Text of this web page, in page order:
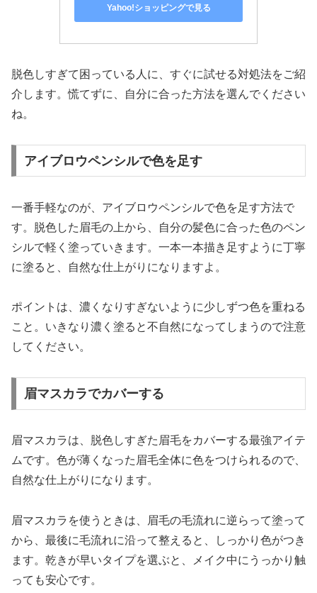
Yahoo!ショッピングで見る
脱色しすぎて困っている人に、すぐに試せる対処法をご紹
介します。慌てずに、自分に合った方法を選んでください
ね。
アイブロウペンシルで色を足す
一番手軽なのが、アイブロウペンシルで色を足す方法で
す。脱色した眉毛の上から、自分の髪色に合った色のペン
シルで軽く塗っていきます。一本一本描き足すように丁寧
に塗ると、自然な仕上がりになりますよ。
ポイントは、濃くなりすぎないように少しずつ色を重ねる
こと。いきなり濃く塗ると不自然になってしまうので注意
してください。
眉マスカラでカバーする
眉マスカラは、脱色しすぎた眉毛をカバーする最強アイテ
ムです。色が薄くなった眉毛全体に色をつけられるので、
自然な仕上がりになります。
眉マスカラを使うときは、眉毛の毛流れに逆らって塗って
から、最後に毛流れに沿って整えると、しっかり色がつき
ます。乾きが早いタイプを選ぶと、メイク中にうっかり触
っても安心です。